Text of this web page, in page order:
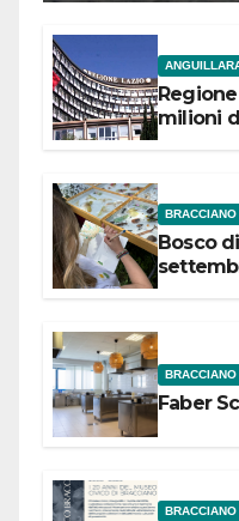
milioni
BRACCIANO
Bosco
BRACCIANO
Faber
BRACCIANO